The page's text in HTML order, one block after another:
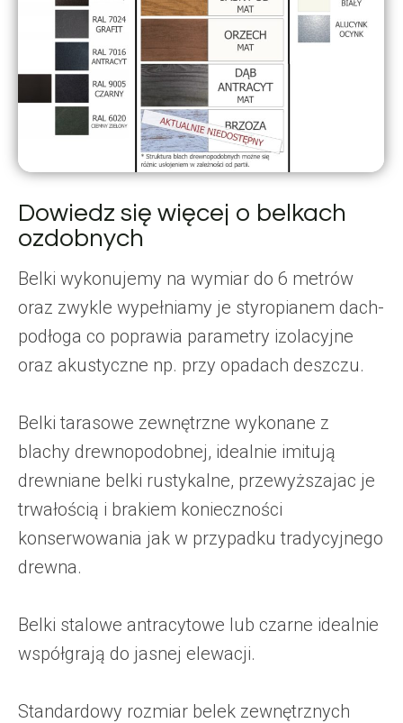
Dowiedz się więcej o belkach
ozdobnych
Belki wykonujemy na wymiar do 6 metrów
oraz zwykle wypełniamy je styropianem dach-
podłoga co poprawia parametry izolacyjne
oraz akustyczne np. przy opadach deszczu.
Belki tarasowe zewnętrzne wykonane z
blachy drewnopodobnej, idealnie imitują
drewniane belki rustykalne, przewyższajac je
trwałością i brakiem konieczności
konserwowania jak w przypadku tradycyjnego
drewna.
Belki stalowe antracytowe lub czarne idealnie
współgrają do jasnej elewacji.
Standardowy rozmiar belek zewnętrznych